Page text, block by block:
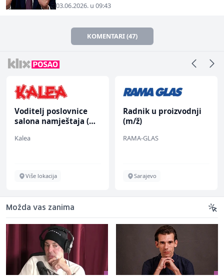
03.06.2026. u 09:43
KOMENTARI (47)
Voditelj poslovnice
salona namještaja (m/
Kalea
Više lokacija
Radnik u proizvodnji
(m/ž)
RAMA-GLAS
Sarajevo
Možda vas zanima